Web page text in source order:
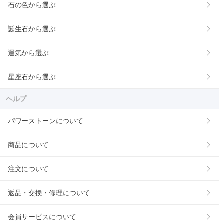
石の色から選ぶ
誕生石から選ぶ
運気から選ぶ
星座石から選ぶ
ヘルプ
パワーストーンについて
商品について
注文について
返品・交換・修理について
会員サービスについて